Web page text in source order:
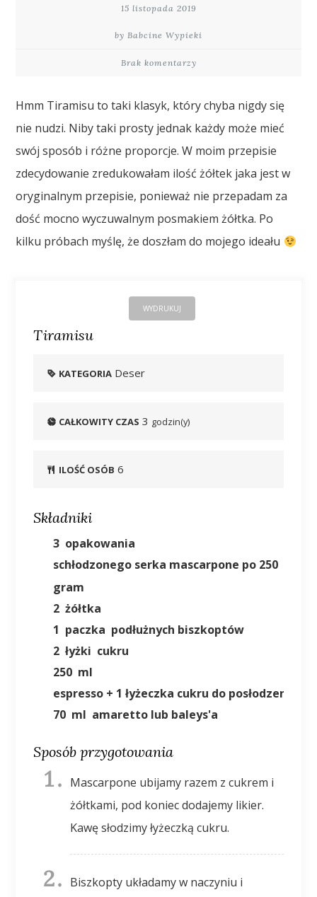
15 listopada 2019
by Babcine Wypieki
Brak komentarzy
Hmm Tiramisu to taki klasyk, który chyba nigdy się
nie nudzi. Niby taki prosty jednak każdy może mieć
swój sposób i różne proporcje. W moim przepisie
zdecydowanie zredukowałam ilość żółtek jaka jest w
oryginalnym przepisie, ponieważ nie przepadam za
dość mocno wyczuwalnym posmakiem żółtka. Po
kilku próbach myślę, że doszłam do mojego ideału
WYDRUKUJ
Tiramisu
KATEGORIA Deser
CAŁKOWITY CZAS 3 godzin(y)
ILOŚĆ OSÓB 6
Składniki
3 opakowania
schłodzonego serka mascarpone po 250
gram
2 żółtka
1 paczka podłużnych biszkoptów
2 łyżki cukru
250 ml
espresso + 1 łyżeczka cukru do posłodzenia
70 ml amaretto lub baleys'a
Sposób przygotowania
Mascarpone ubijamy razem z cukrem i
żółtkami, pod koniec dodajemy likier.
Kawę słodzimy łyżeczką cukru.
Biszkopty układamy w naczyniu i